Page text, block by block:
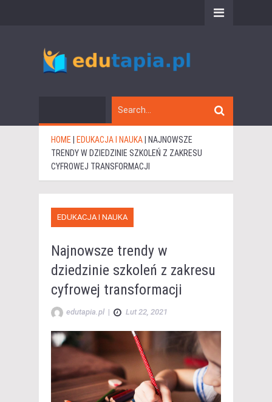
HOME EDUKACJA I NAUKA
NAJNOWSZE
TRENDY W DZIEDZINIE SZKOLEŃ Z ZAKRESU
CYFROWEJ TRANSFORMACJI
EDUKACJA I NAUKA
Najnowsze trendy w
dziedzinie szkoleń z zakresu
cyfrowej transformacji
edutapia.pl | Lut 22, 2021